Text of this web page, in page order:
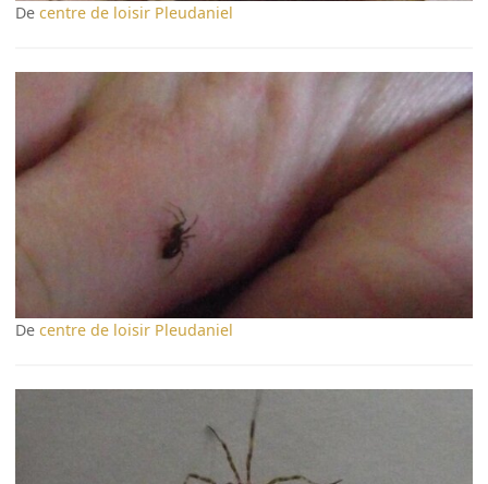
Decentre de loisir Pleudaniel
Decentre de loisir Pleudaniel